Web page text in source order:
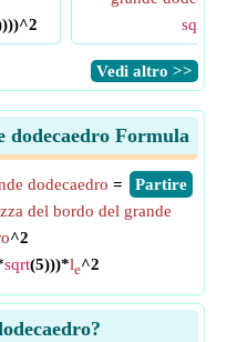
sqrt
​Vedi altro >>
dodecaedro Formula
​Partire
dodecaedro =
del bordo del grande
^2
sqrt(5)))*le^2